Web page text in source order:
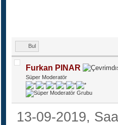
Bul
Furkan PINAR
Süper Moderatör
13-09-2019,